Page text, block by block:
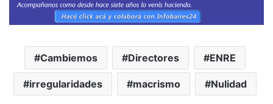
Cambiemos Directores ENRE
irregularidades macrismo Nulidad